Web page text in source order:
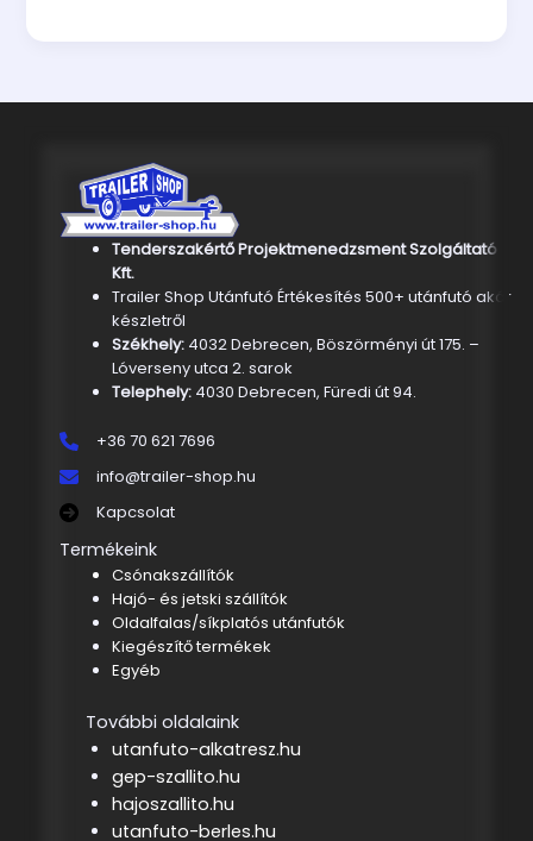
Tenderszakértő Projektmenedzsment Szolgáltató
Kft.
Trailer Shop Utánfutó Értékesítés 500+ utánfutó akár
készletről
Székhely: 4032 Debrecen, Böszörményi út 175. –
Lóverseny utca 2. sarok
Telephely:4030 Debrecen, Füredi út 94.
+36 70 621 7696
info@trailer-shop.hu
Kapcsolat
Termékeink
Csónakszállítók
Hajó- és jetski szállítók
Oldalfalas/síkplatós utánfutók
Kiegészítő termékek
Egyéb
További oldalaink
utanfuto-alkatresz.hu
gep-szallito.hu
hajoszallito.hu
utanfuto-berles.hu